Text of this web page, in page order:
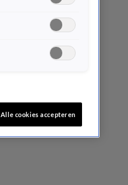
Alle cookies accepteren